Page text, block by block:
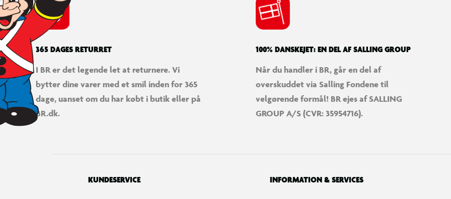
365 DAGES RETURRET
I BR er det legende let at returnere. Vi
bytter dine varer med et smil inden for 365
dage, uanset om du har købt i butik eller på
BR.dk.
100% DANSKEJET: EN DEL AF SALLING GROUP
Når du handler i BR, går en del af
overskuddet via Salling Fondene til
velgørende formål! BR ejes af SALLING
GROUP A/S (CVR: 35954716).
KUNDESERVICE INFORMATION & SERVICES